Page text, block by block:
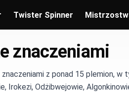
Twister Spinner
znaczeniami
z ponad 15 plemion, w
Irokezi, Odżibwejowie,